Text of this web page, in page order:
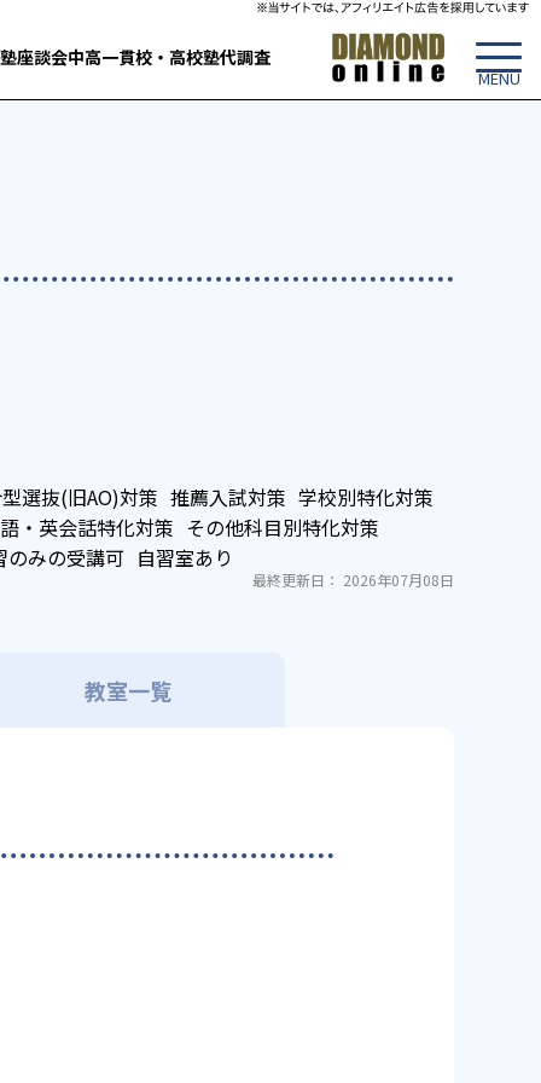
座談会中高一貫校・高校塾代調査
選抜(旧AO)対策 推薦入試対策 学校別特化対策
・英会話特化対策 その他科目別特化対策
のみの受講可 自習室あり
最終更新日： 2026年07月08日
教室一覧